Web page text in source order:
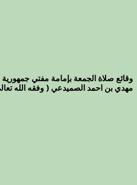
وقائع صلاة الجمعة بإمامة مفتي جمهورية
مهدي بن احمد الصميدعي ( وفقه الله